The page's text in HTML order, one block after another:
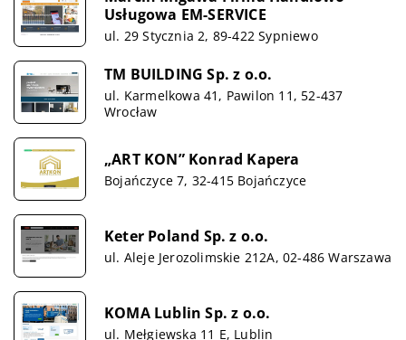
Usługowa EM-SERVICE
ul. 29 Stycznia 2, 89-422 Sypniewo
TM BUILDING Sp. z o.o.
ul. Karmelkowa 41, Pawilon 11, 52-437
Wrocław
„ART KON” Konrad Kapera
Bojańczyce 7, 32-415 Bojańczyce
Keter Poland Sp. z o.o.
ul. Aleje Jerozolimskie 212A, 02-486 Warszawa
KOMA Lublin Sp. z o.o.
ul. Mełgiewska 11 E, Lublin